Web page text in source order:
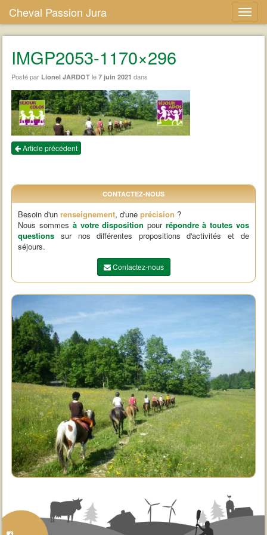
Cheval Passion Jura
IMGP2053-1170×296
Posté par Lionel JARDOT le7 juin 2021 dans
Article précédent
CONTACTEZ-NOUS
Besoin d'unrenseignement, d'uneprécision ?
Nous sommes à votre disposition pour répondre à toutes vos
questions sur nos différentes propositions d'activités et de
séjours.
Contactez-nous